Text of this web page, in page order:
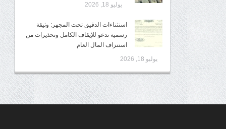
يوليو 18, 2026
استثناءات الدقيق تحت المجهر: وثيقة
رسمية تدعو للإيقاف الكامل وتحذيرات من
استنزاف المال العام
يوليو 18, 2026